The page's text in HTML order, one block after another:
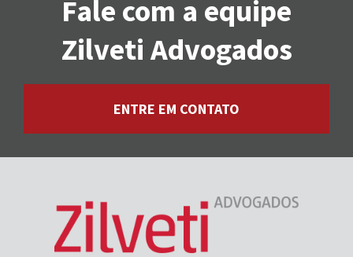
Fale com a equipe
Zilveti Advogados
ENTRE EM CONTATO